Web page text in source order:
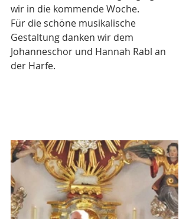
wir in die kommende Woche.
Für die schöne musikalische
Gestaltung danken wir dem
Johanneschor und Hannah Rabl an
der Harfe.